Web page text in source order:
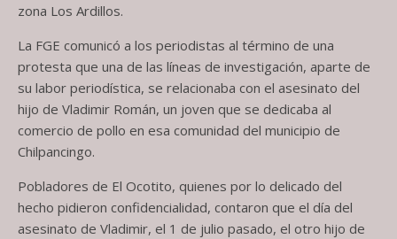
zona Los Ardillos.
La FGE comunicó a los periodistas al término de una
protesta que una de las líneas de investigación, aparte de
su labor periodística, se relacionaba con el asesinato del
hijo de Vladimir Román, un joven que se dedicaba al
comercio de pollo en esa comunidad del municipio de
Chilpancingo.
Pobladores de El Ocotito, quienes por lo delicado del
hecho pidieron confidencialidad, contaron que el día del
asesinato de Vladimir, el 1 de julio pasado, el otro hijo de